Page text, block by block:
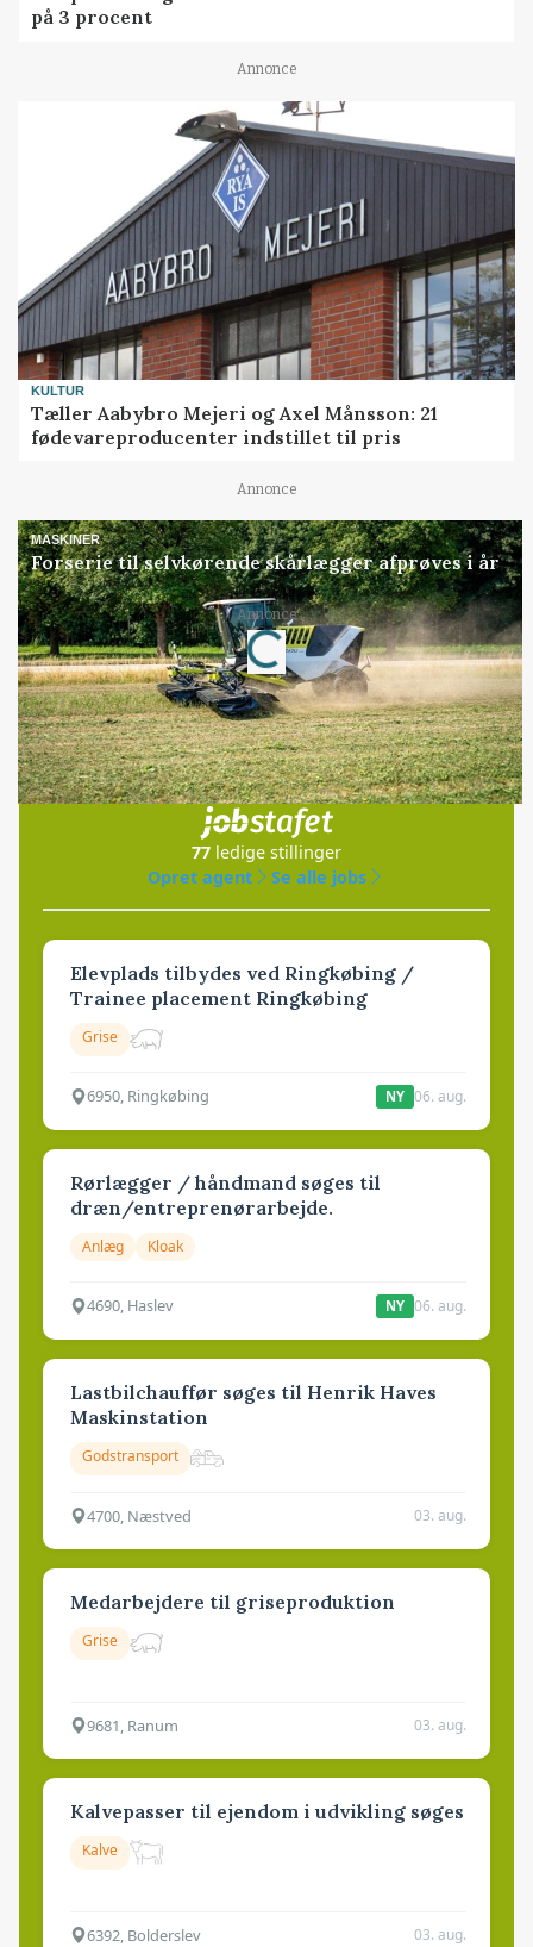
på 3 procent
Annonce
KULTUR
Tæller Aabybro Mejeri og Axel Månsson: 21
fødevareproducenter indstillet til pris
Annonce
MASKINER
Forserie til selvkørende skårlægger afprøves i år
Annonce
Loading...
Jobs
i samarbejde med
77 ledige stillinger
Opret agent
Se alle jobs
Elevplads tilbydes ved Ringkøbing /
Trainee placement Ringkøbing
Grise
6950, Ringkøbing NY 06. aug.
Rørlægger / håndmand søges til
dræn/entreprenørarbejde.
Anlæg Kloak
4690, Haslev NY 06. aug.
Lastbilchauffør søges til Henrik Haves
Maskinstation
Godstransport
4700, Næstved 03. aug.
Medarbejdere til griseproduktion
Grise
9681, Ranum 03. aug.
Kalvepasser til ejendom i udvikling søges
Kalve
6392, Bolderslev 03. aug.